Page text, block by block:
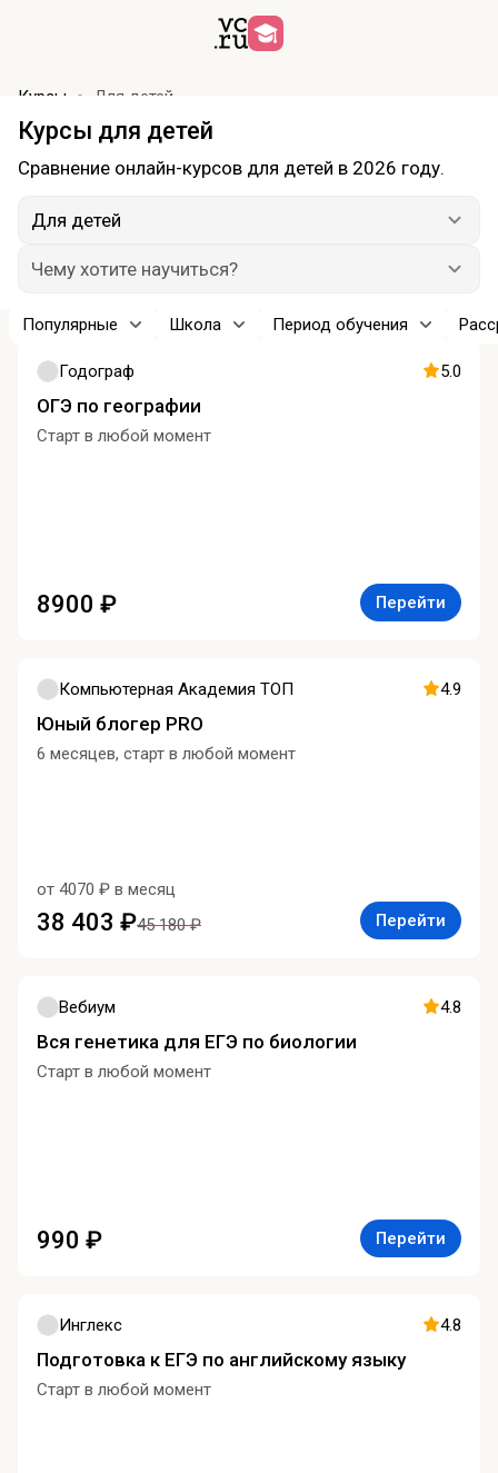
Курсы Для детей
Курсы для детей
Сравнение онлайн-курсов для детей в 2026 году.
Для детей
Чему хотите научиться?
Популярные Школа Период обучения
Годограф 5.0
ОГЭ по географии
Старт в любой момент
8900 ₽ Перейти
Компьютерная Академия ТОП 4.9
Юный блогер PRO
6 месяцев, старт в любой момент
от 4070 ₽ в месяц
38 403 ₽45 180 ₽ Перейти
Вебиум 4.8
Вся генетика для ЕГЭ по биологии
Старт в любой момент
990 ₽ Перейти
Инглекс 4.8
Подготовка к ЕГЭ по английскому языку
Старт в любой момент